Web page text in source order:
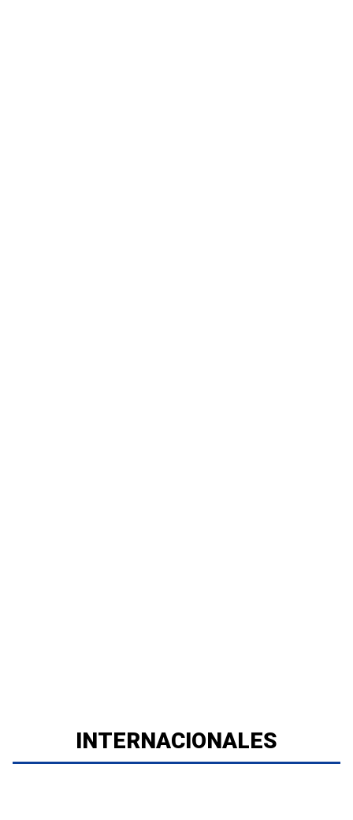
INTERNACIONALES